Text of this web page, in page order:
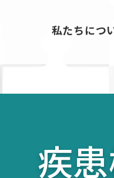
私たちにつ
疾